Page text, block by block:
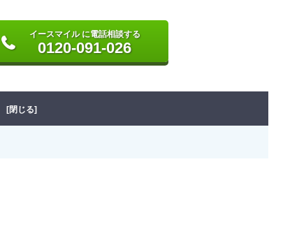
イースマイル に電話相談する
0120-091-026
[閉じる]